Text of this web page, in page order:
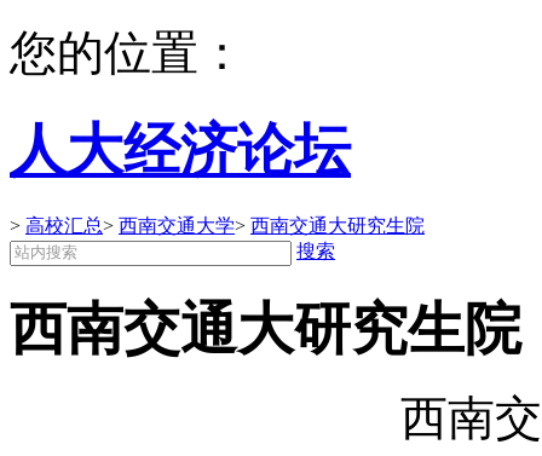
您的位置：
人大经济论坛
> 高校汇总> 西南交通大学> 西南交通大研究生院
搜索
西南交通大研究生院
西南